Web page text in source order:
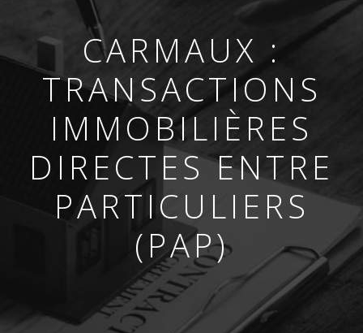
CARMAUX :
TRANSACTIONS
IMMOBILIÈRES
DIRECTES ENTRE
PARTICULIERS
(PAP)